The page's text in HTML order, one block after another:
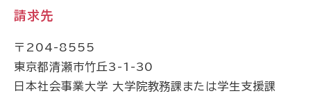
請求先
〒204-8555
東京都清瀬市竹丘3-1-30
日本社会事業大学 大学院教務課または学生支援課